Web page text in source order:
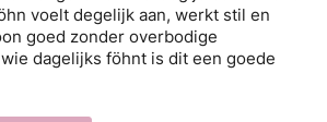
voelt degelijk aan, werkt stil en
goed zonder overbodige
dagelijks föhnt is dit een goede